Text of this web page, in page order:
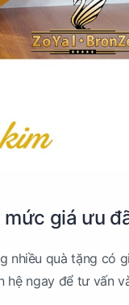
giá ưu
nhiều quà tặng có
hệ ngay để tư vấn